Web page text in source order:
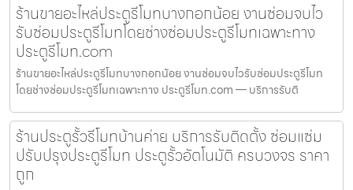
ร้านขายอะไหล่ประตูรีโมทบางกอกน้อย งานซ่อมจบไว
รับซ่อมประตูรีโมทโดยช่างซ่อมประตูรีโมทเฉพาะทาง
ประตูรีโมท.com
ร้านขายอะไหล่ประตูรีโมทบางกอกน้อย งานซ่อมจบไวรับซ่อมประตูรีโมท
โดยช่างซ่อมประตูรีโมทเฉพาะทาง ประตูรีโมท.com — บริการรับติ
ร้านประตูรั้วรีโมทบ้านค่าย บริการรับติดตั้ง ซ่อมแซ่ม
ปรับปรุงประตูรีโมท ประตูรั้วอัตโนมัติ ครบวงจร ราคา
ถูก